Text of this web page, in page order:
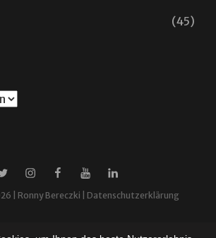
(45)
InstagramFacebookYouTubeLinkedin
| Ronny Bereczki Datenschutzerklärung